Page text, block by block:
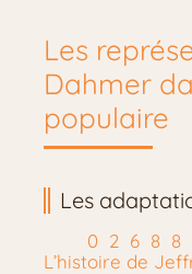
Les
Dahmer
populaire
Les
L’histoire de